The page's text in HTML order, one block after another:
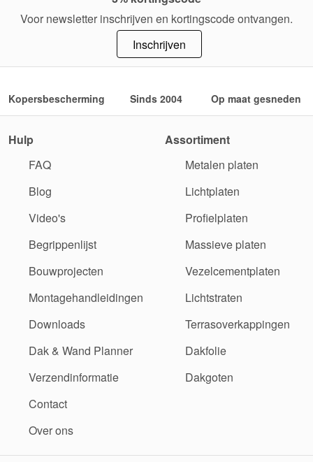
Voor newsletter inschrijven en kortingscode ontvangen.
Inschrijven
Kopersbescherming Sinds 2004 Op maat gesneden
Hulp
FAQ
Blog
Video's
Begrippenlijst
Bouwprojecten
Montagehandleidingen
Downloads
Dak & Wand Planner
Verzendinformatie
Contact
Over ons
Assortiment
Metalen platen
Lichtplaten
Profielplaten
Massieve platen
Vezelcementplaten
Lichtstraten
Terrasoverkappingen
Dakfolie
Dakgoten